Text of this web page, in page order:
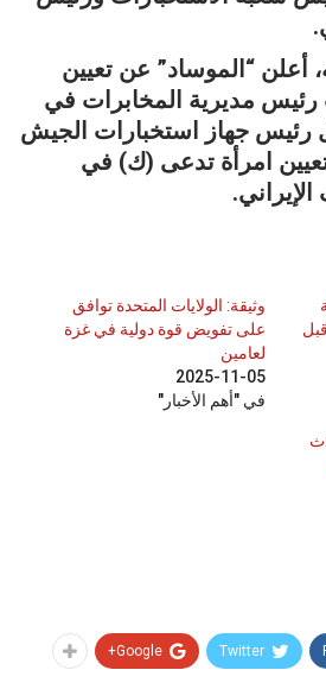
أعلن “الموساد” عن تعيين
مديرية المخابرات في
رئيس جهاز استخبارات الجيش
تعيين امرأة تدعى (ك) في
وثيقة: الولايات المتحدة توافق
على تفويض قوة دولية في غزة
لعامين
2025-11-05
في "أهم الأخبار"
Twitter
Google+